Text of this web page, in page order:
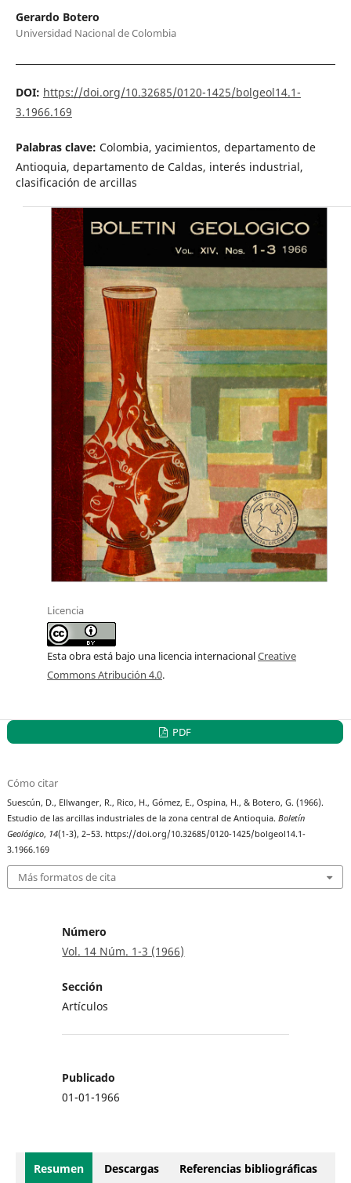
Gerardo Botero
Universidad Nacional de Colombia
DOI: https://doi.org/10.32685/0120-1425/bolgeol14.1-
3.1966.169
Palabras clave: Colombia, yacimientos, departamento de
Antioquia, departamento de Caldas, interés industrial,
clasificación de arcillas
Licencia
Esta obra está bajo una licencia internacionalCreative
Commons Atribución 4.0.
PDF
Cómo citar
Suescún, D., Ellwanger, R., Rico, H., Gómez, E., Ospina, H., & Botero, G. (1966).
Estudio de las arcillas industriales de la zona central de Antioquia.Boletín
Geológico, 14(1-3), 2–53. https://doi.org/10.32685/0120-1425/bolgeol14.1-
3.1966.169
Más formatos de cita
Número
Vol. 14 Núm. 1-3 (1966)
Sección
Artículos
Publicado
01-01-1966
Resumen Descargas Referencias bibliográficas